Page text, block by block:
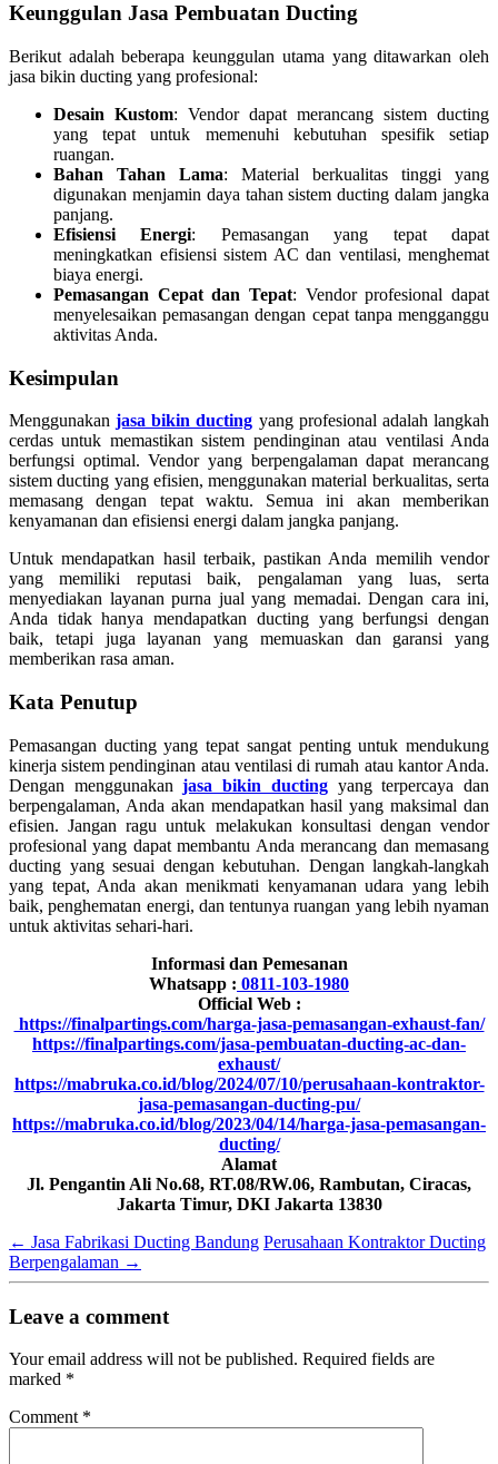
Keunggulan Jasa Pembuatan Ducting
Berikut adalah beberapa keunggulan utama yang ditawarkan oleh
jasa bikin ducting yang profesional:
Desain Kustom: Vendor dapat merancang sistem ducting
yang tepat untuk memenuhi kebutuhan spesifik setiap
ruangan.
Bahan Tahan Lama: Material berkualitas tinggi yang
digunakan menjamin daya tahan sistem ducting dalam jangka
panjang.
Efisiensi Energi: Pemasangan yang tepat dapat
meningkatkan efisiensi sistem AC dan ventilasi, menghemat
biaya energi.
Pemasangan Cepat dan Tepat: Vendor profesional dapat
menyelesaikan pemasangan dengan cepat tanpa mengganggu
aktivitas Anda.
Kesimpulan
Menggunakanjasa bikin ducting yang profesional adalah langkah
cerdas untuk memastikan sistem pendinginan atau ventilasi Anda
berfungsi optimal. Vendor yang berpengalaman dapat merancang
sistem ducting yang efisien, menggunakan material berkualitas, serta
memasang dengan tepat waktu. Semua ini akan memberikan
kenyamanan dan efisiensi energi dalam jangka panjang.
Untuk mendapatkan hasil terbaik, pastikan Anda memilih vendor
yang memiliki reputasi baik, pengalaman yang luas, serta
menyediakan layanan purna jual yang memadai. Dengan cara ini,
Anda tidak hanya mendapatkan ducting yang berfungsi dengan
baik, tetapi juga layanan yang memuaskan dan garansi yang
memberikan rasa aman.
Kata Penutup
Pemasangan ducting yang tepat sangat penting untuk mendukung
kinerja sistem pendinginan atau ventilasi di rumah atau kantor Anda.
Dengan menggunakanjasa bikin ductingyang terpercaya dan
berpengalaman, Anda akan mendapatkan hasil yang maksimal dan
efisien. Jangan ragu untuk melakukan konsultasi dengan vendor
profesional yang dapat membantu Anda merancang dan memasang
ducting yang sesuai dengan kebutuhan. Dengan langkah-langkah
yang tepat, Anda akan menikmati kenyamanan udara yang lebih
baik, penghematan energi, dan tentunya ruangan yang lebih nyaman
untuk aktivitas sehari-hari.
Informasi dan Pemesanan
Whatsapp : 0811-103-1980
Official Web :
https://finalpartings.com/harga-jasa-pemasangan-exhaust-fan/
https://finalpartings.com/jasa-pembuatan-ducting-ac-dan-
exhaust/
https://mabruka.co.id/blog/2024/07/10/perusahaan-kontraktor-
jasa-pemasangan-ducting-pu/
https://mabruka.co.id/blog/2023/04/14/harga-jasa-pemasangan-
ducting/
Alamat
Jl. Pengantin Ali No.68, RT.08/RW.06, Rambutan, Ciracas,
Jakarta Timur, DKI Jakarta 13830
← Jasa Fabrikasi Ducting Bandung Perusahaan Kontraktor Ducting
Berpengalaman →
Leave a comment
Your email address will not be published. Required fields are
marked *
Comment *